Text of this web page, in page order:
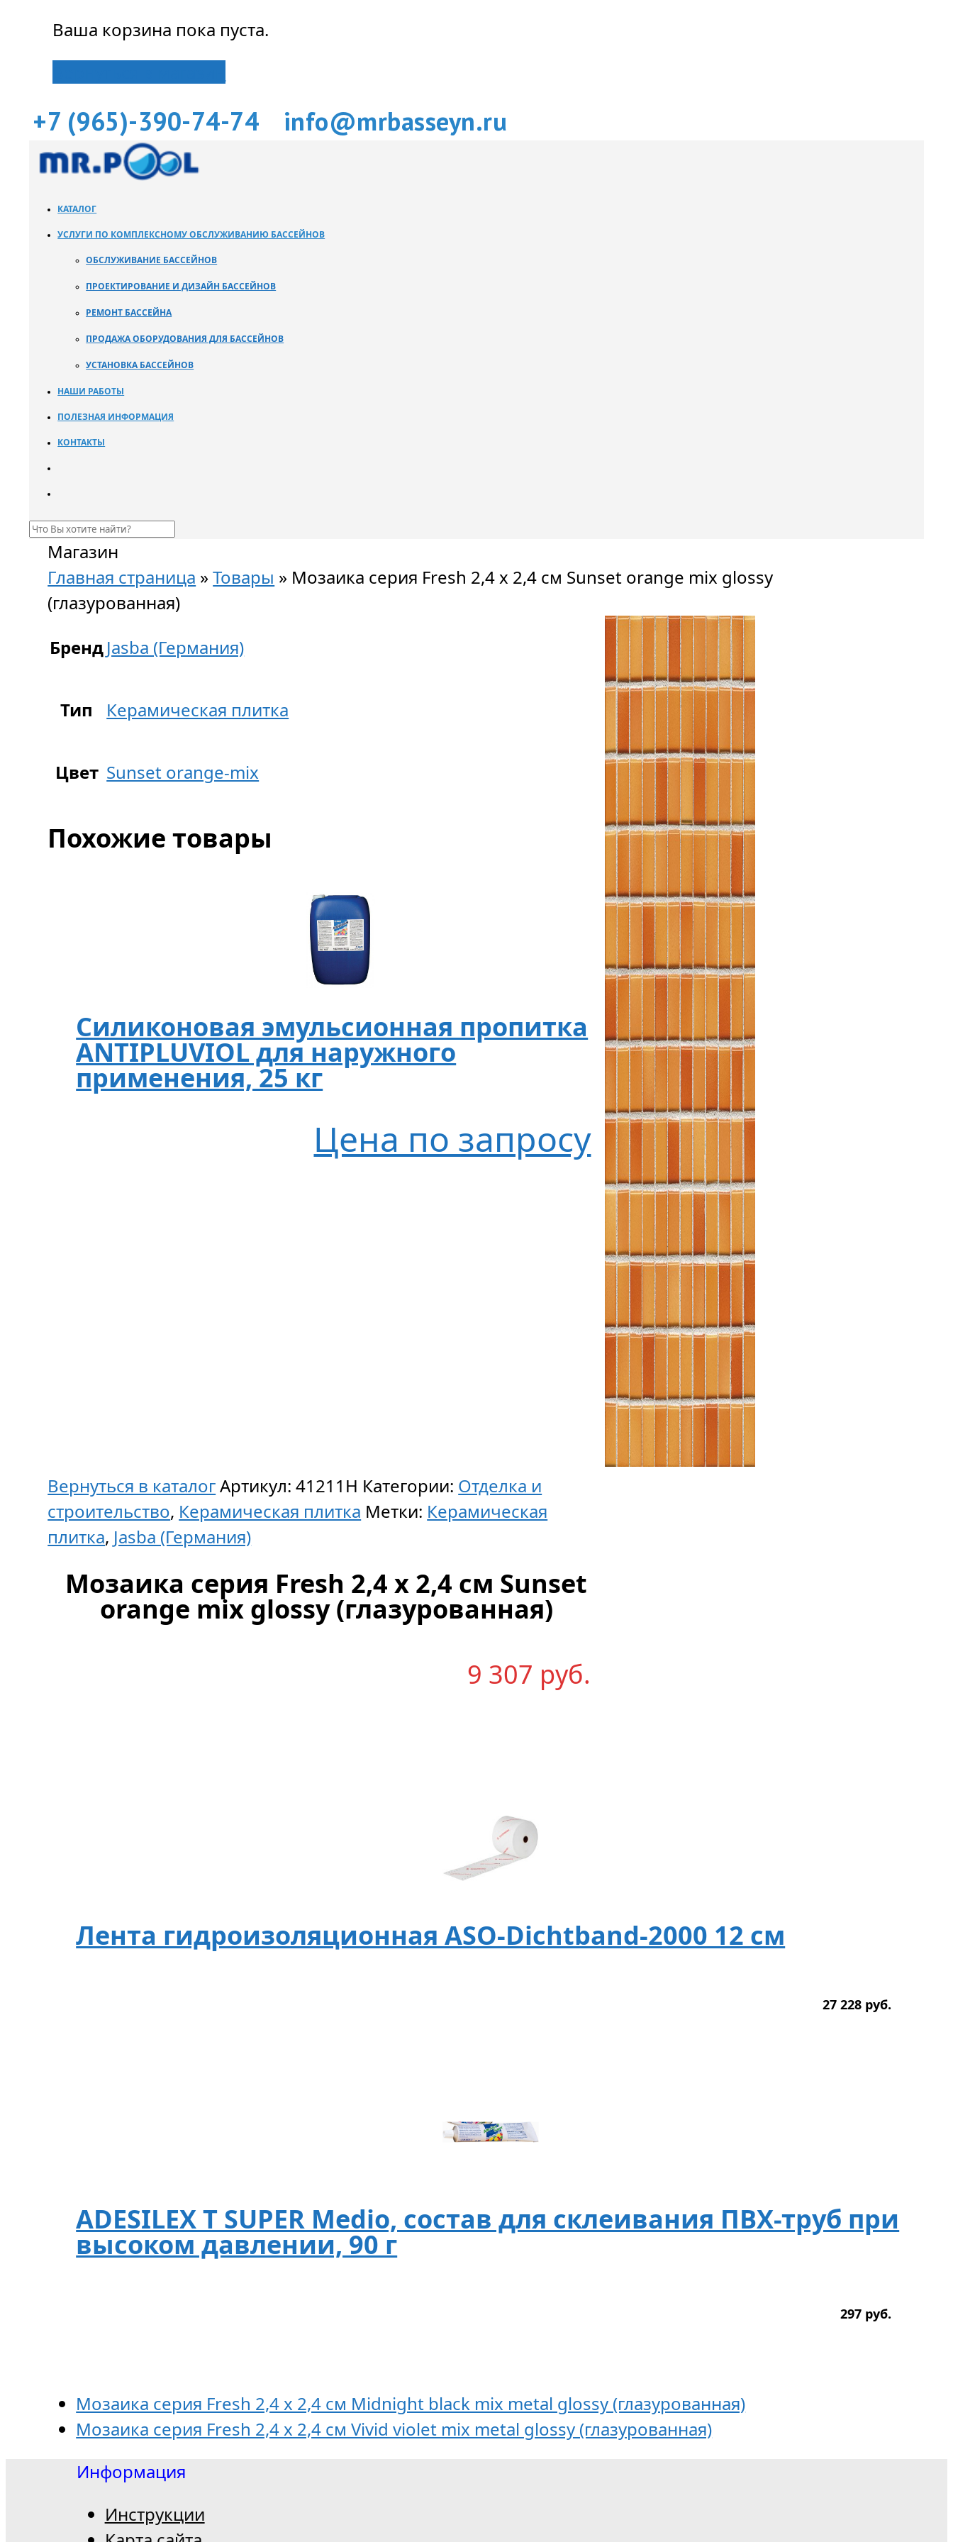
Ваша корзина пока пуста.
+7 (965)-390-74-74 info@mrbasseyn.ru
КАТАЛОГ
УСЛУГИ ПО КОМПЛЕКСНОМУ ОБСЛУЖИВАНИЮ БАССЕЙНОВ
ОБСЛУЖИВАНИЕ БАССЕЙНОВ
ПРОЕКТИРОВАНИЕ И ДИЗАЙН БАССЕЙНОВ
РЕМОНТ БАССЕЙНА
ПРОДАЖА ОБОРУДОВАНИЯ ДЛЯ БАССЕЙНОВ
УСТАНОВКА БАССЕЙНОВ
НАШИ РАБОТЫ
ПОЛЕЗНАЯ ИНФОРМАЦИЯ
КОНТАКТЫ
Магазин
Главная страница »Товары » Мозаика серия Fresh 2,4 x 2,4 см Sunset orange mix glossy
(глазурованная)
Вернуться в каталогАртикул:41211H Категории: Отделка и
строительство, Керамическая плитка Метки: Керамическая
плитка, Jasba (Германия)
Мозаика серия Fresh 2,4 x 2,4 см Sunset
orange mix glossy (глазурованная)
9 307 руб.
БрендJasba (Германия)
Тип Керамическая плитка
Цвет Sunset orange-mix
Похожие товары
Силиконовая эмульсионная пропитка
ANTIPLUVIOL для наружного
применения, 25 кг
Цена по запросу
Гидрофобная
силоксановая
пропитка
ANTIPLUVIOL
S,
Лента гидроизоляционная ASO-Dichtband-2000 12 см
27 228 руб.
ADESILEX T SUPER Medio, состав для склеивания ПВХ-труб при
высоком давлении, 90 г
297 руб.
Мозаика серия Fresh 2,4 x 2,4 см Midnight black mix metal glossy (глазурованная)
Мозаика серия Fresh 2,4 x 2,4 см Vivid violet mix metal glossy (глазурованная)
Информация
Инструкции